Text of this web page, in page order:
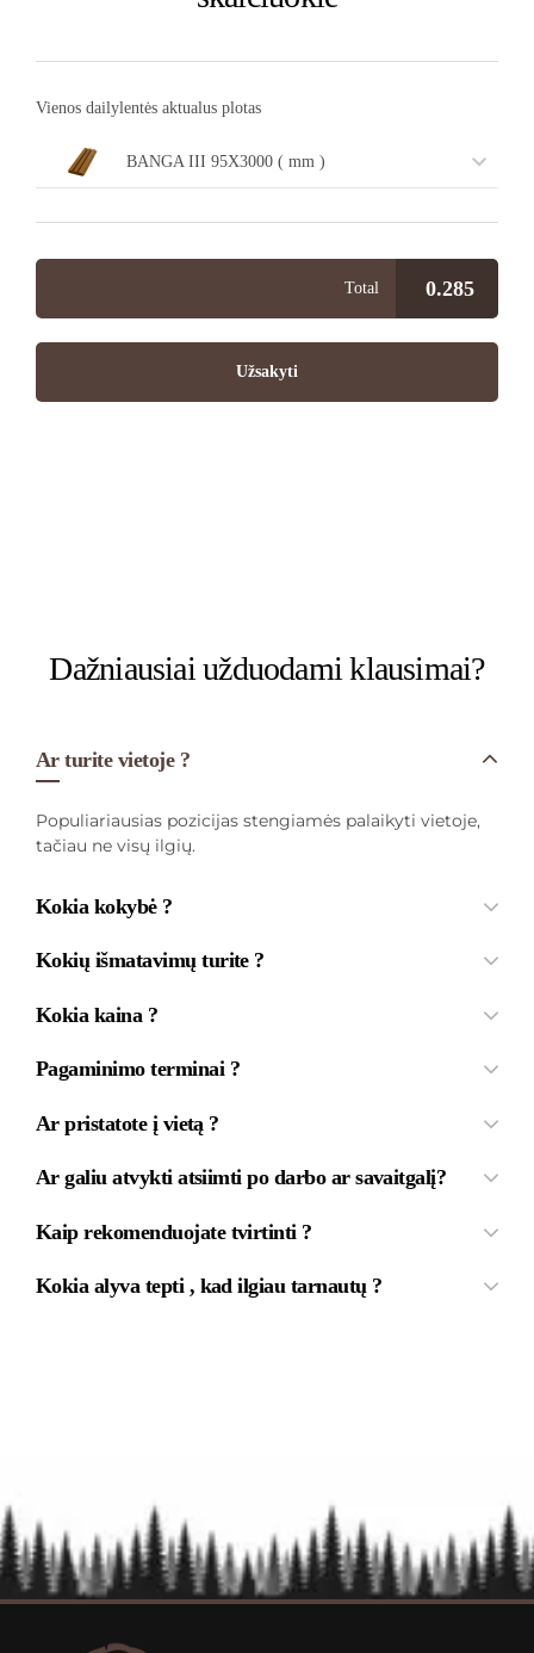
Vienos dailylentės aktualus plotas
BANGA III 95X3000 ( mm )
Total 0.285
Užsakyti
Dažniausiai užduodami klausimai?
Ar turite vietoje ?
Populiariausias pozicijas stengiamės palaikyti vietoje,
tačiau ne visų ilgių.
Kokia kokybė ?
Kokių išmatavimų turite ?
Kokia kaina ?
Pagaminimo terminai ?
Ar pristatote į vietą ?
Ar galiu atvykti atsiimti po darbo ar savaitgalį?
Kaip rekomenduojate tvirtinti ?
Kokia alyva tepti , kad ilgiau tarnautų ?